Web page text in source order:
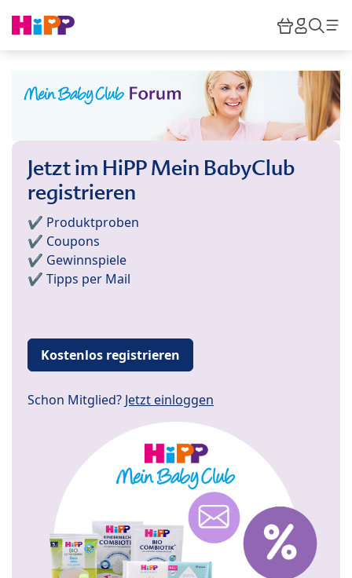
HiPP
Jetzt im HiPP Mein BabyClub
registrieren
✔️ Produktproben
✔️ Coupons
✔️ Gewinnspiele
✔️ Tipps per Mail
Kostenlos registrieren
Schon Mitglied? Jetzt einloggen